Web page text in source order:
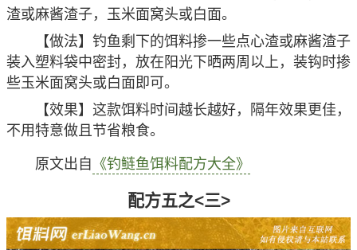
渣或麻酱渣子，玉米面窝头或白面。
【做法】钓鱼剩下的饵料掺一些点心渣或麻酱渣子
装入塑料袋中密封，放在阳光下晒两周以上，装钩时掺
些玉米面窝头或白面即可。
【效果】这款饵料时间越长越好，隔年效果更佳，
不用特意做且节省粮食。
原文出自 《钓鲢鱼饵料配方大全》
配方五之<三>